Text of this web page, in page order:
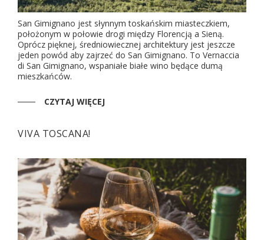
San Gimignano jest słynnym toskańskim miasteczkiem,
położonym w połowie drogi między Florencją a Sieną.
Oprócz pięknej, średniowiecznej architektury jest jeszcze
jeden powód aby zajrzeć do San Gimignano. To Vernaccia
di San Gimignano, wspaniałe białe wino będące dumą
mieszkańców.
CZYTAJ WIĘCEJ
VIVA TOSCANA!